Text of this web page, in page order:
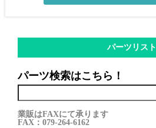
パーツリスト
パーツ検索はこちら！
業販はFAXにて承ります
FAX：079-264-6162